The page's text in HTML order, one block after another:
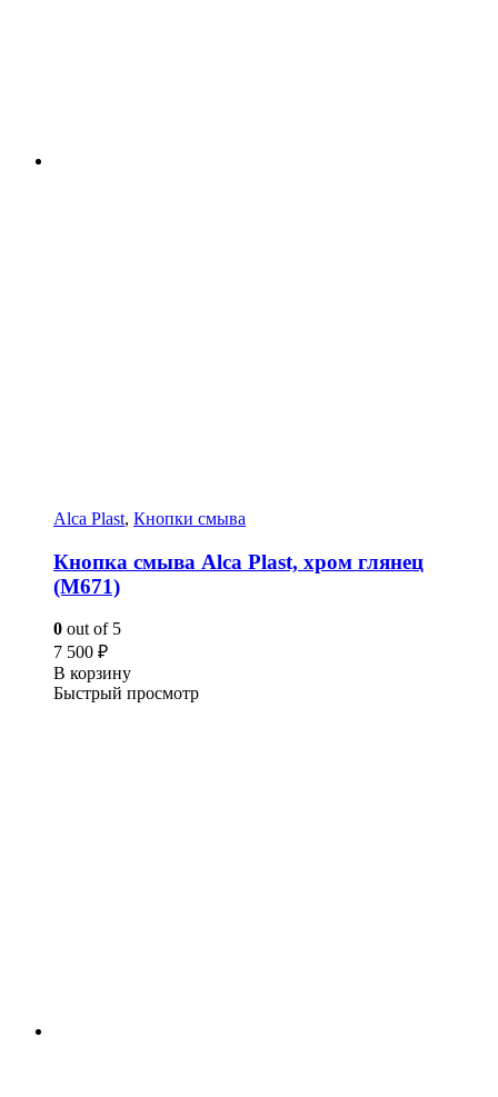
Alca Plast, Кнопки смыва
Кнопка смыва Alca Plast, хром глянец
(M671)
0 out of 5
7 500 ₽
В корзину
Быстрый просмотр